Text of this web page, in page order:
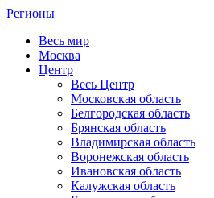
Регионы
Весь мир
Москва
Центр
Весь Центр
Московская область
Белгородская область
Брянская область
Владимирская область
Воронежская область
Ивановская область
Калужская область